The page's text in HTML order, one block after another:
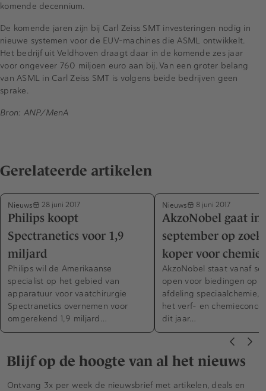
komende decennium.
De komende jaren zijn bij Carl Zeiss SMT investeringen nodig in
nieuwe systemen voor de EUV-machines die ASML ontwikkelt.
Het bedrijf uit Veldhoven draagt daar in de komende zes jaar
voor ongeveer 760 miljoen euro aan bij. Van een groter belang
van ASML in Carl Zeiss SMT is volgens beide bedrijven geen
sprake.
Bron: ANP/MenA
Gerelateerde artikelen
Nieuws 28 juni 2017
Philips koopt
Spectranetics voor 1,9
miljard
Philips wil de Amerikaanse
specialist op het gebied van
apparatuur voor vaatchirurgie
Spectranetics overnemen voor
omgerekend 1,9 miljard…
Nieuws 8 juni 2017
AkzoNobel gaat in
september op
koper voor
AkzoNobel staat vanaf
open voor biedingen op
afdeling speciaalchemie,
het verf- en
dit jaar…
Blijf op de hoogte van al het nieuws
Ontvang 3x per week de nieuwsbrief met artikelen, deals en